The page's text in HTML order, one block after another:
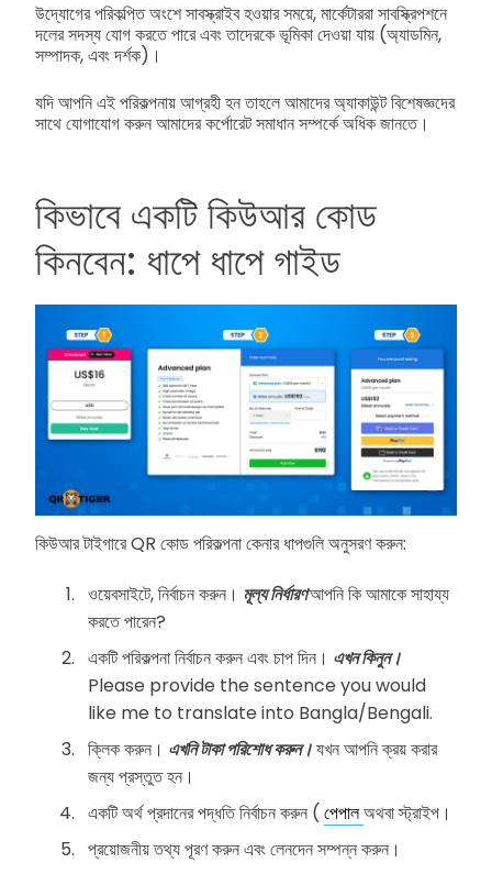
উদ্যোগের পরিকল্পিত অংশে সাবস্ক্রাইব হওয়ার সময়ে, মার্কেটাররা সাবস্ক্রিপশনে
দলের সদস্য যোগ করতে পারে এবং তাদেরকে ভূমিকা দেওয়া যায় (অ্যাডমিন,
সম্পাদক, এবং দর্শক)।
যদি আপনি এই পরিকল্পনায় আগ্রহী হন তাহলে আমাদের অ্যাকাউন্ট বিশেষজ্ঞদের
সাথে যোগাযোগ করুন আমাদের কর্পোরেট সমাধান সম্পর্কে অধিক জানতে।
কিভাবে একটি কিউআর কোড
কিনবেন: ধাপে ধাপে গাইড
কিউআর টাইগারে QR কোড পরিকল্পনা কেনার ধাপগুলি অনুসরণ করুন:
ওয়েবসাইটে, নির্বাচন করুন। মূল্য নির্ধারণআপনি কি আমাকে সাহায্য
করতে পারেন?
একটি পরিকল্পনা নির্বাচন করুন এবং চাপ দিন। এখন কিনুন।
Please provide the sentence you would
like me to translate into Bangla/Bengali.
ক্লিক করুন। এখনি টাকা পরিশোধ করুন।যখন আপনি ক্রয় করার
জন্য প্রস্তুত হন।
একটি অর্থ প্রদানের পদ্ধতি নির্বাচন করুন ( পেপালঅথবা স্ট্রাইপ।
প্রয়োজনীয় তথ্য পূরণ করুন এবং লেনদেন সম্পন্ন করুন।